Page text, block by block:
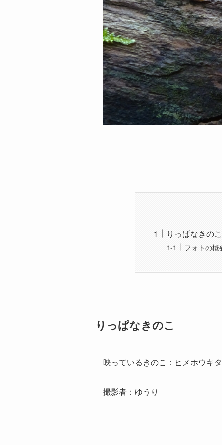
りっぱなきのこ
フォトの概
りっぱなきのこ
映っているきのこ：ヒメホウキ
撮影者：ゆうり